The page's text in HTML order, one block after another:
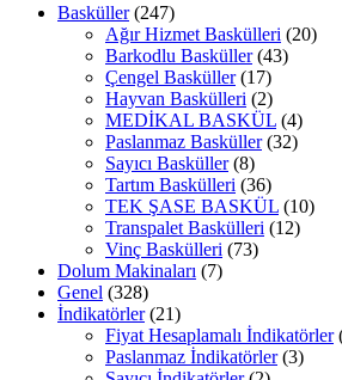
Basküller (247)
Ağır Hizmet Baskülleri (20)
Barkodlu Basküller (43)
Çengel Basküller (17)
Hayvan Baskülleri (2)
MEDİKAL BASKÜL (4)
Paslanmaz Basküller (32)
Sayıcı Basküller (8)
Tartım Baskülleri (36)
TEK ŞASE BASKÜL (10)
Transpalet Baskülleri (12)
Vinç Baskülleri (73)
Dolum Makinaları (7)
Genel (328)
İndikatörler (21)
Fiyat Hesaplamalı İndikatörler
Paslanmaz İndikatörler (3)